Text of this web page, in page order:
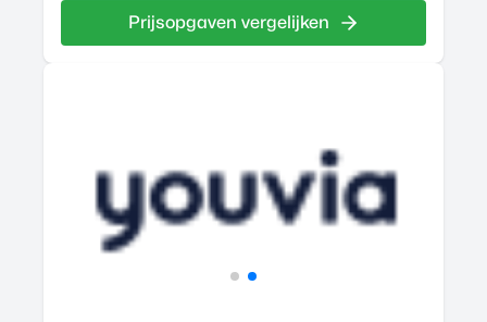
Prijsopgaven vergelijken